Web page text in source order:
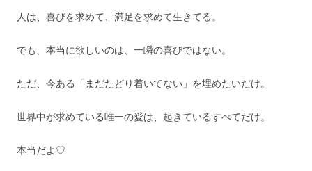
人は、喜びを求めて、満足を求めて生きてる。
でも、本当に欲しいのは、一瞬の喜びではない。
ただ、今ある「まだたどり着いてない」を埋めたいだけ。
世界中が求めている唯一の愛は、起きているすべてだけ。
本当だよ♡